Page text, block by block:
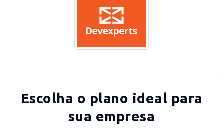
Escolha o plano ideal para
sua empresa